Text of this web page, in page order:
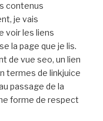
contenus
je vais
voir les liens
la page que je lis.
de vue seo, un lien
termes de linkjuice
passage de la
forme de respect